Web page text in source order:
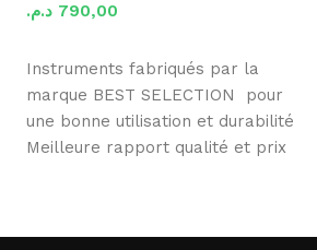
790,00 د.م.
Instruments fabriqués par la
marque BEST SELECTION pour
une bonne utilisation et durabilité
Meilleure rapport qualité et prix